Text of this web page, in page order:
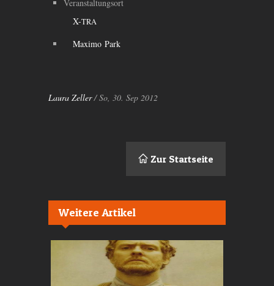
Veranstaltungsort
X-TRA
Maximo Park
Laura Zeller/ So, 30. Sep 2012
Zur Startseite
Weitere Artikel